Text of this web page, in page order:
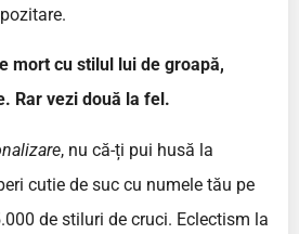
mort cu stilul lui de groapă,
Rar vezi două la fel.
, nu că-ți pui husă la
cutie de suc cu numele tău pe
de stiluri de cruci. Eclectism la